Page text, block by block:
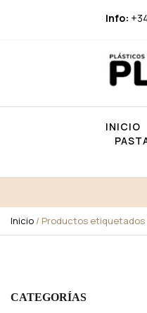
Info:
INICIO
Inicio / Productos etiquetados
CATEGORÍAS